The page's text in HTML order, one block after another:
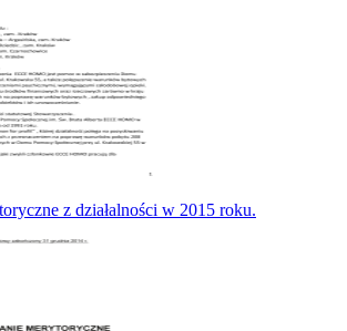
z działalności w 2015 roku.